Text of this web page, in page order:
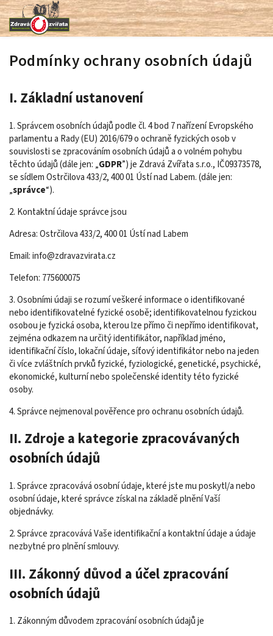
Podmínky ochrany osobních údajů
I. Základní ustanovení
1. Správcem osobních údajů podle čl. 4 bod 7 nařízení Evropského
parlamentu a Rady (EU) 2016/679 o ochraně fyzických osob v
souvislosti se zpracováním osobních údajů a o volném pohybu
těchto údajů (dále jen: „GDPR”) je Zdravá Zvířata s.r.o., IČ09373578,
se sídlem Ostrčilova 433/2, 400 01 Ústí nad Labem. (dále jen:
„správce“).
2. Kontaktní údaje správce jsou
Adresa: Ostrčilova 433/2, 400 01 Ústí nad Labem
Email: info@zdravazvirata.cz
Telefon: 775600075
3. Osobními údaji se rozumí veškeré informace o identifikované
nebo identifikovatelné fyzické osobě; identifikovatelnou fyzickou
osobou je fyzická osoba, kterou lze přímo či nepřímo identifikovat,
zejména odkazem na určitý identifikátor, například jméno,
identifikační číslo, lokační údaje, síťový identifikátor nebo na jeden
či více zvláštních prvků fyzické, fyziologické, genetické, psychické,
ekonomické, kulturní nebo společenské identity této fyzické
osoby.
4. Správce nejmenoval pověřence pro ochranu osobních údajů.
II. Zdroje a kategorie zpracovávaných
osobních údajů
1. Správce zpracovává osobní údaje, které jste mu poskytl/a nebo
osobní údaje, které správce získal na základě plnění Vaší
objednávky.
2. Správce zpracovává Vaše identifikační a kontaktní údaje a údaje
nezbytné pro plnění smlouvy.
III. Zákonný důvod a účel zpracování
osobních údajů
1. Zákonným důvodem zpracování osobních údajů je